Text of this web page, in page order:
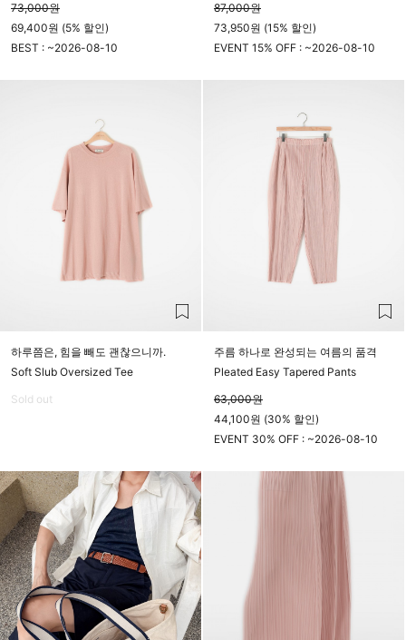
73,000원
69,400원 (5% 할인)
BEST : ~2026-08-10
87,000원
73,950원 (15% 할인)
EVENT 15% OFF : ~2026-08-10
하루쯤은, 힘을 빼도 괜찮으니까.
Soft Slub Oversized Tee
Sold out
주름 하나로 완성되는 여름의 품격
Pleated Easy Tapered Pants
63,000원
44,100원 (30% 할인)
EVENT 30% OFF : ~2026-08-10